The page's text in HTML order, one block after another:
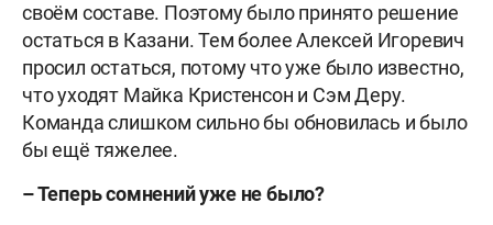
своём составе. Поэтому было принято решение
остаться в Казани. Тем более Алексей Игоревич
просил остаться, потому что уже было известно,
что уходят Майка Кристенсон и Сэм Деру.
Команда слишком сильно бы обновилась и было
бы ещё тяжелее.
– Теперь сомнений уже не было?